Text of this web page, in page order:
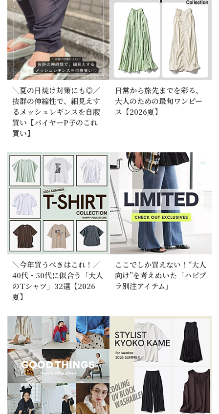
＼夏の日焼け対策にも◎／
抜群の伸縮性で、細見えす
るメッシュレギンスを自腹
買い【バイヤーP子のこれ
買い】
日常から旅先までを彩る、
大人のための最旬ワンピー
ス【2026夏】
＼今年買うべきはこれ！／
40代・50代に似合う「大人
のTシャツ」32選【2026
夏】
ここでしか買えない！“大人
向け”を考えぬいた「ハピプ
ラ別注アイテム」